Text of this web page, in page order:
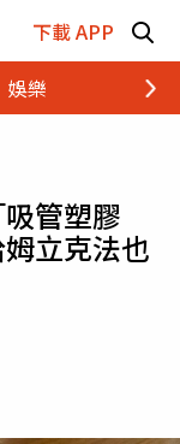
下載 APP
娛樂 財經
管塑膠
立克法也